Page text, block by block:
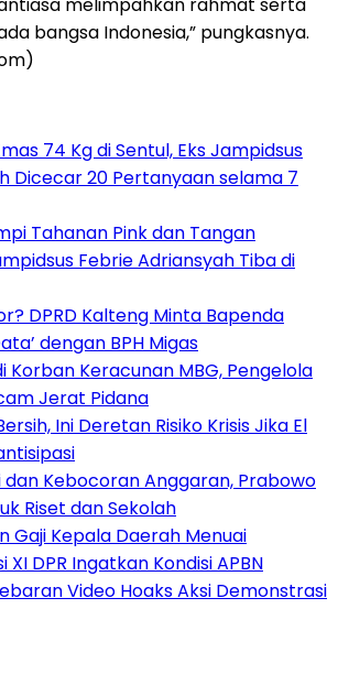
melimpahkan rahmat serta
bangsa Indonesia,” pungkasnya.
74 Kg di Sentul, Eks Jampidsus
Dicecar 20 Pertanyaan selama 7
Tahanan Pink dan Tangan
Febrie Adriansyah Tiba di
DPRD Kalteng Minta Bapenda
dengan BPH Migas
Korban Keracunan MBG, Pengelola
Jerat Pidana
Ini Deretan Risiko Krisis Jika El
dan Kebocoran Anggaran, Prabowo
Riset dan Sekolah
Gaji Kepala Daerah Menuai
XI DPR Ingatkan Kondisi APBN
Video Hoaks Aksi Demonstrasi